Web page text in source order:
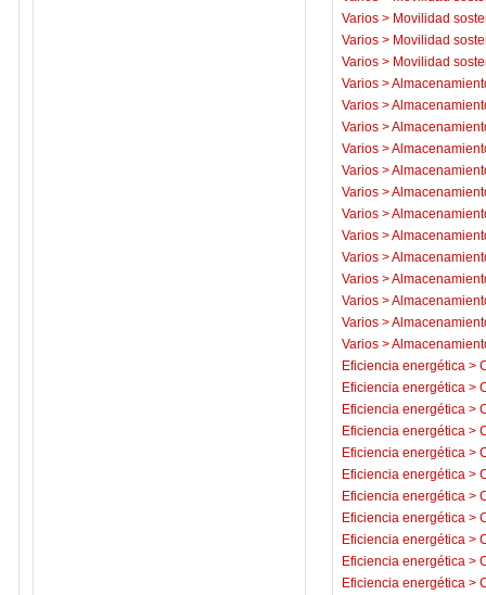
Varios > Movilidad
Varios > Movilidad
Varios > Movilidad
Varios >
Varios >
Varios >
Varios >
Varios >
Varios >
Varios >
Varios >
Varios >
Varios >
Varios >
Varios >
Varios >
Eficiencia energética >
Eficiencia energética >
Eficiencia energética >
Eficiencia energética >
Eficiencia energética >
Eficiencia energética >
Eficiencia energética >
Eficiencia energética >
Eficiencia energética >
Eficiencia energética >
Eficiencia energética >